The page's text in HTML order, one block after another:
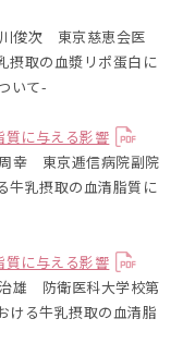
俊次 東京慈恵会医
摂取の血漿リポ蛋白に
いて-
質に与える影響
幸 東京逓信病院副院
牛乳摂取の血清脂質に
質に与える影響
雄 防衛医科大学校第
ける牛乳摂取の血清脂